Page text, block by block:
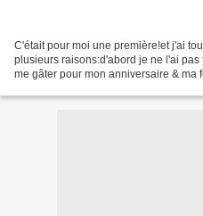
C'était pour moi une première!et j'ai
plusieurs raisons:d'abord je ne l'ai
me gâter pour mon anniversaire & ma